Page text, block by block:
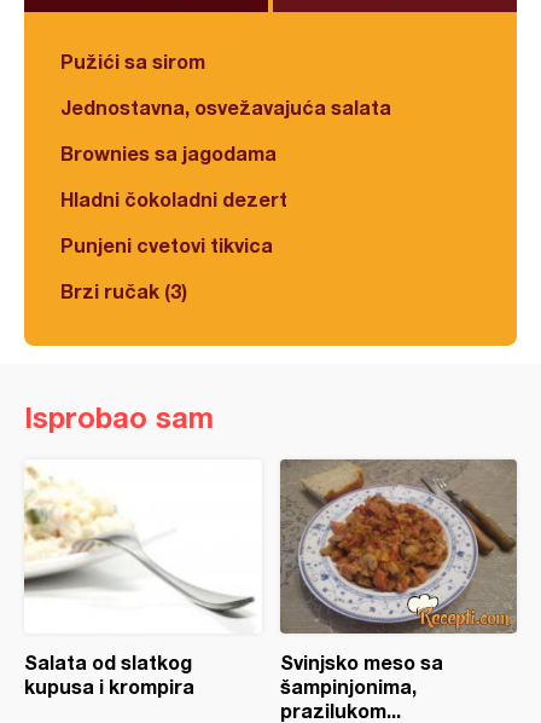
Pužići sa sirom
Jednostavna, osvežavajuća salata
Brownies sa jagodama
Hladni čokoladni dezert
Punjeni cvetovi tikvica
Brzi ručak (3)
Isprobao sam
Salata od slatkog
kupusa i krompira
Svinjsko meso sa
šampinjonima,
prazilukom...